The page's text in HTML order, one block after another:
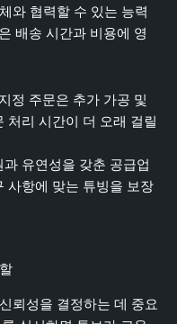
와 협력할 수 있는 능력
배송 시간과 비용에 영
정 주문은 추가 가공 및
처리 시간이 더 오래 걸릴
유연성을 갖춘 공급업
사항에 맞는 튜빙을 보장
뢰성을 결정하는 데 중요